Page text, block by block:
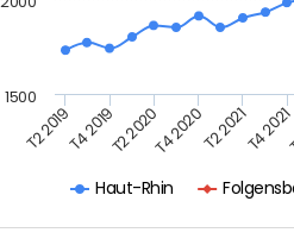
Haut-Rhin
T2 2019T4 2019T2 2020T4 2020T2 2021T4 2021
1500